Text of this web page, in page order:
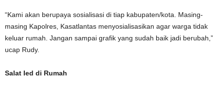
“Kami akan berupaya sosialisasi di tiap kabupaten/kota. Masing-
masing Kapolres, Kasatlantas menyosialisasikan agar warga tidak
keluar rumah. Jangan sampai grafik yang sudah baik jadi berubah,”
ucap Rudy.
Salat Ied di Rumah